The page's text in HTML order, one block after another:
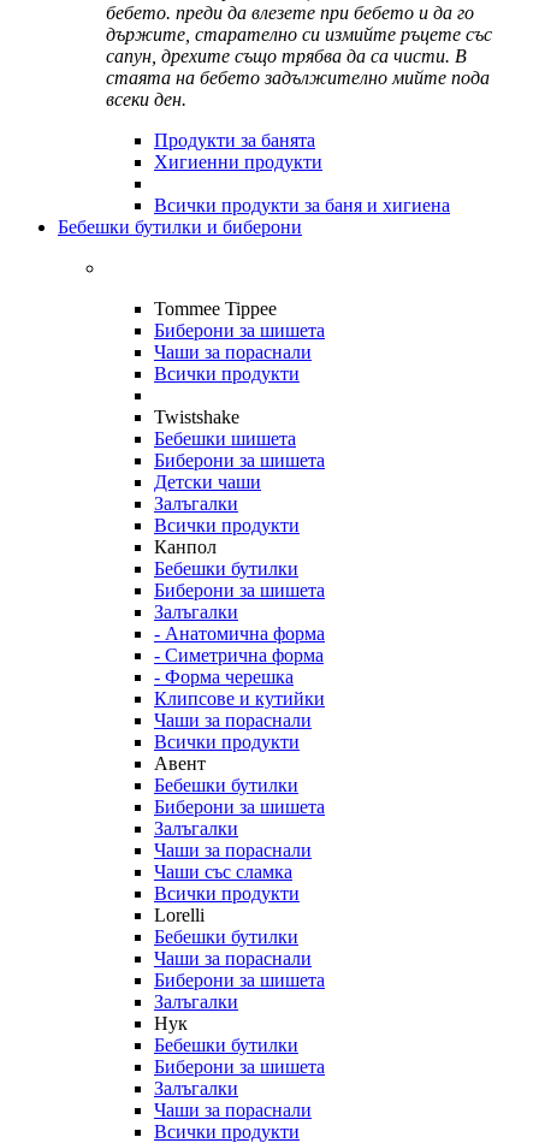
бебето. преди да влезете при бебето и да го
държите, старателно си измийте ръцете със
сапун, дрехите също трябва да са чисти. В
стаята на бебето задължително мийте пода
всеки ден.
Продукти за банята
Хигиенни продукти
Всички продукти за баня и хигиена
Бебешки бутилки и биберони
Tommee Tippee
Биберони за шишета
Чаши за пораснали
Всички продукти
Twistshake
Бебешки шишета
Биберони за шишета
Детски чаши
Залъгалки
Всички продукти
Канпол
Бебешки бутилки
Биберони за шишета
Залъгалки
- Анатомична форма
- Симетрична форма
- Форма черешка
Клипсове и кутийки
Чаши за пораснали
Всички продукти
Авент
Бебешки бутилки
Биберони за шишета
Залъгалки
Чаши за пораснали
Чаши със сламка
Всички продукти
Lorelli
Бебешки бутилки
Чаши за пораснали
Биберони за шишета
Залъгалки
Нук
Бебешки бутилки
Биберони за шишета
Залъгалки
Чаши за пораснали
Всички продукти